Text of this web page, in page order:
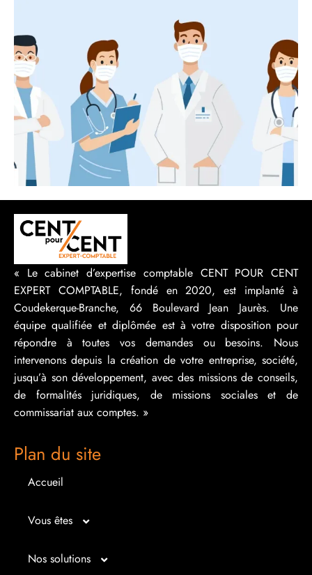
« Le cabinet d’expertise comptable CENT POUR CENT
EXPERT COMPTABLE, fondé en 2020, est implanté à
Coudekerque-Branche, 66 Boulevard Jean Jaurès. Une
équipe qualifiée et diplômée est à votre disposition pour
répondre à toutes vos demandes ou besoins. Nous
intervenons depuis la création de votre entreprise, société,
jusqu’à son développement, avec des missions de conseils,
de formalités juridiques, de missions sociales et de
commissariat aux comptes. »
Plan du site
Accueil
Vous êtes
Micro entrepreneur
Nos solutions